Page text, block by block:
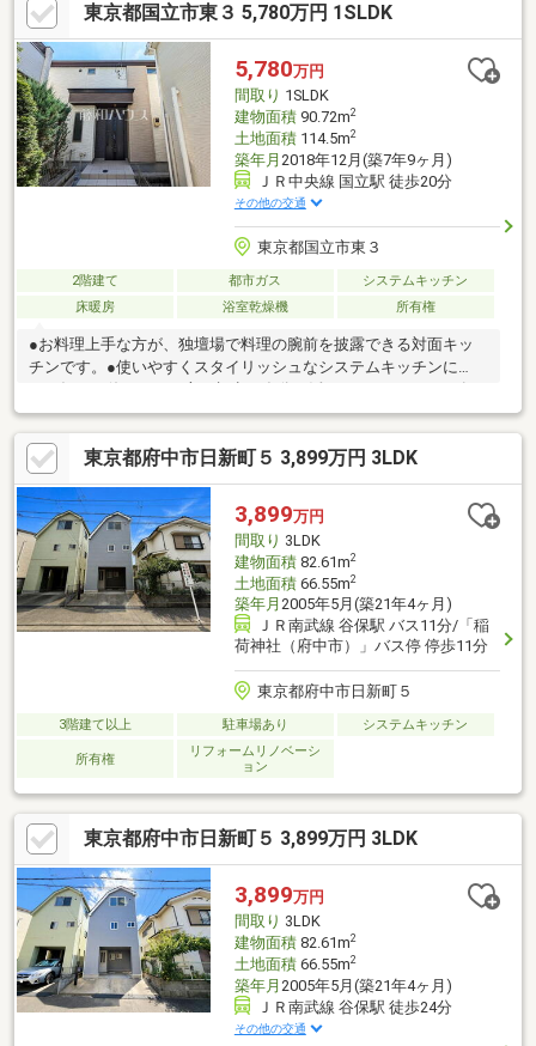
東京都国立市東３ 5,780万円 1SLDK
5,780万円
間取り 1SLDK
建物面積90.72m2
土地面積114.5m2
築年月 2018年12月(築7年9ヶ月)
ＪＲ中央線 国立駅 徒歩20分
その他の交通
東京都国立市東３
2階建て 都市ガス
システムキッチン
床暖房
浴室乾燥機 所有権
●お料理上手な方が、独壇場で料理の腕前を披露できる対面キッ
チンです。●使いやすくスタイリッシュなシステムキッチンに
は、毎日お使いになる方の視点が存分に活かされています。●各
居室は2面採光により、明るく開放的な空間となっています。●住
まいの事なら地元で豊富な実績を誇る、地域密着の当社へお任せ
下さい！●日当たりや設備仕様など、実際に行ってみないと分か
らないことも多くございます。お気軽にお問い合わせください。
●経験豊かなスタッフが分譲地だけでなく学校、スーパー、公園
と周辺環境も合わせてご案内致します。
東京都府中市日新町５ 3,899万円 3LDK
3,899万円
間取り 3LDK
建物面積82.61m2
土地面積66.55m2
築年月 2005年5月(築21年4ヶ月)
ＪＲ南武線 谷保駅 バス11分/「稲
荷神社（府中市）」バス停 停歩11分
東京都府中市日新町５
3階建て以上 駐車場あり システムキッチン
所有権
リフォームリノベーシ
ョン
東京都府中市日新町５ 3,899万円 3LDK
3,899万円
間取り 3LDK
建物面積82.61m2
土地面積66.55m2
築年月 2005年5月(築21年4ヶ月)
ＪＲ南武線 谷保駅 徒歩24分
その他の交通